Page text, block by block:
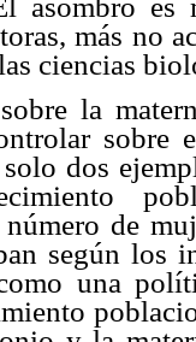
es
más no
ciencias
la
sobre
dos
de
según los
una